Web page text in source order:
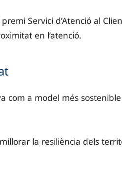
Servici d’Atenció al
en l’atenció.
com a model més
la resiliència dels